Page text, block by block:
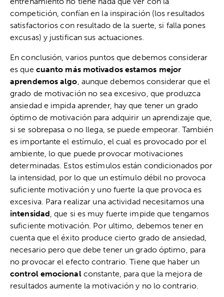
competición, confían en la inspiración (los resultados
satisfactorios con resultado de la suerte, si falla pones
excusas) y justifican sus actuaciones.
En conclusión, varios puntos que debemos considerar
es que cuanto más motivados estamos mejor
aprendemos algo, aunque debemos considerar que el
grado de motivación no sea excesivo, que produzca
ansiedad e impida aprender, hay que tener un grado
óptimo de motivación para adquirir un aprendizaje que,
si se sobrepasa o no llega, se puede empeorar. También
es importante el estímulo, el cual es provocado por el
ambiente, lo que puede provocar motivaciones
determinadas. Estos estímulos están condicionados por
la intensidad, por lo que un estímulo débil no provoca
suficiente motivación y uno fuerte la que provoca es
excesiva. Para realizar una actividad necesitamos una
intensidad, que si es muy fuerte impide que tengamos
suficiente motivación. Por ultimo, debemos tener en
cuenta que el éxito produce cierto grado de ansiedad,
necesario pero que debe tener un grado óptimo, para
no provocar el efecto contrario. Tiene que haber un
control emocionalconstante, para que la mejora de
resultados aumente la motivación y no lo contrario.